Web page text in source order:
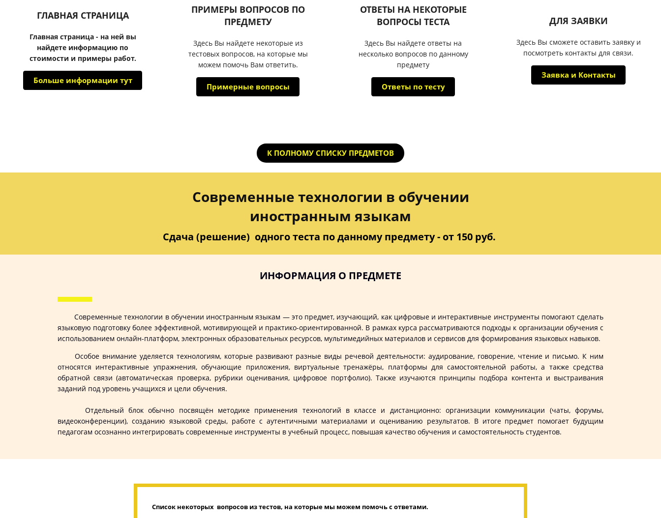
ГЛАВНАЯ СТРАНИЦА
Главная страница - на ней вы
найдете информацию по
стоимости и примеры работ.
Больше информации тут
ПРИМЕРЫ ВОПРОСОВ ПО
ПРЕДМЕТУ
Здесь Вы найдете некоторые из
тестовых вопросов, на которые мы
можем помочь Вам ответить.
Примерные вопросы
ОТВЕТЫ НА НЕКОТОРЫЕ
ВОПРОСЫ ТЕСТА
Здесь Вы найдете ответы на
несколько вопросов по данному
предмету
Ответы по тесту
ДЛЯ ЗАЯВКИ
Здесь Вы сможете оставить заявку и
посмотреть контакты для связи.
Заявка и Контакты
К ПОЛНОМУ СПИСКУ ПРЕДМЕТОВ
Современные технологии в обучении
иностранным языкам
Сдача (решение) одного теста по данному предмету - от 150 руб.
ИНФОРМАЦИЯ О ПРЕДМЕТЕ
Современные технологии в обучении иностранным языкам — это предмет, изучающий, как цифровые и интерактивные инструменты помогают сделать
языковую подготовку более эффективной, мотивирующей и практико-ориентированной. В рамках курса рассматриваются подходы к организации обучения с
использованием онлайн-платформ, электронных образовательных ресурсов, мультимедийных материалов и сервисов для формирования языковых навыков.
Особое внимание уделяется технологиям, которые развивают разные виды речевой деятельности: аудирование, говорение, чтение и письмо. К ним
относятся интерактивные упражнения, обучающие приложения, виртуальные тренажёры, платформы для самостоятельной работы, а также средства
обратной связи (автоматическая проверка, рубрики оценивания, цифровое портфолио). Также изучаются принципы подбора контента и выстраивания
заданий под уровень учащихся и цели обучения.
Отдельный блок обычно посвящён методике применения технологий в классе и дистанционно: организации коммуникации (чаты, форумы,
видеоконференции), созданию языковой среды, работе с аутентичными материалами и оцениванию результатов. В итоге предмет помогает будущим
педагогам осознанно интегрировать современные инструменты в учебный процесс, повышая качество обучения и самостоятельность студентов.
Список некоторых вопросов из тестов, на которые мы можем помочь с ответами.